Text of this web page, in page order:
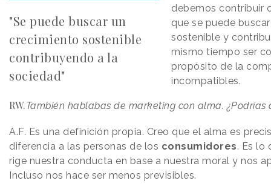
"Se puede buscar un
crecimiento sostenible
contribuyendo a la
sociedad"
debemos contribuir
que se puede
sostenible y
mismo tiempo ser
propósito de la
incompatibles.
RW.También hablabas de marketing con alma. ¿Podrías
A.F. Es una definición propia. Creo que el alma es
diferencia a las personas de los consumidores. Es lo
rige nuestra conducta en base a nuestra moral y nos
Incluso nos hace ser menos previsibles.